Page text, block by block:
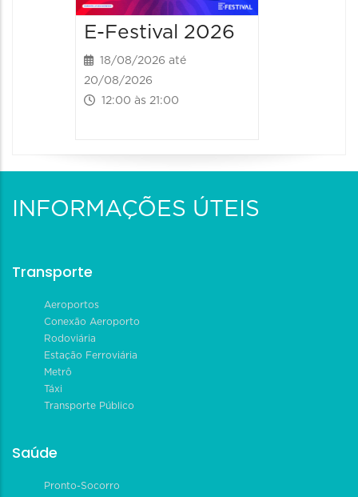
E-Festival 2026
18/08/2026 até
20/08/2026
12:00 às 21:00
INFORMAÇÕES ÚTEIS
Transporte
Aeroportos
Conexão Aeroporto
Rodoviária
Estação Ferroviária
Metrô
Táxi
Transporte Público
Saúde
Pronto-Socorro